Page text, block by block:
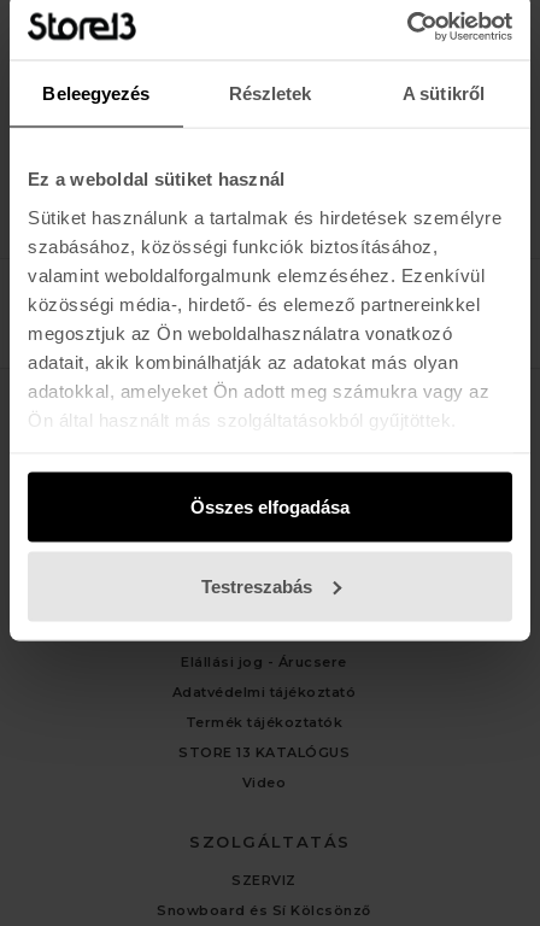
Beleegyezés Részletek A sütikről
Ez a weboldal sütiket használ
Sütiket használunk a tartalmak és hirdetések személyre
szabásához, közösségi funkciók biztosításához,
valamint weboldalforgalmunk elemzéséhez. Ezenkívül
közösségi média-, hirdető- és elemező partnereinkkel
megosztjuk az Ön weboldalhasználatra vonatkozó
adatait, akik kombinálhatják az adatokat más olyan
adatokkal, amelyeket Ön adott meg számukra vagy az
Ön által használt más szolgáltatásokból gyűjtöttek.
Összes elfogadása
Testreszabás
Karolina:
+36 (1) 466-5510, +36 (30) 3193924
Király:
Kapcsolat
Fiókom
TÁJÉKOZTATÓK
Elállási jog - Árucsere
Adatvédelmi tájékoztató
Termék tájékoztatók
STORE 13 KATALÓGUS
Video
SZOLGÁLTATÁS
SZERVIZ
Snowboard és Sí Kölcsönző